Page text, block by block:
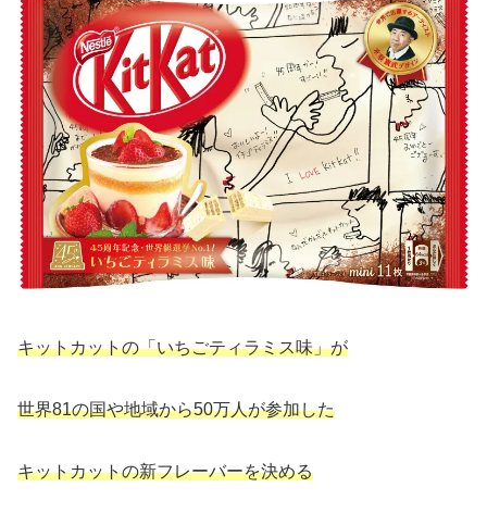
キットカットの「いちごティラミス味」が
世界81の国や地域から50万人が参加した
キットカットの新フレーバーを決める